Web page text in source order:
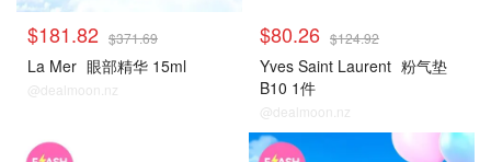
$181.82 $371.69
La Mer 眼部精华 15ml
@dealmoon.nz
$80.26 $124.92
Yves Saint Laurent 粉气垫
B10 1件
@dealmoon.nz
大牌秒杀 大牌秒杀